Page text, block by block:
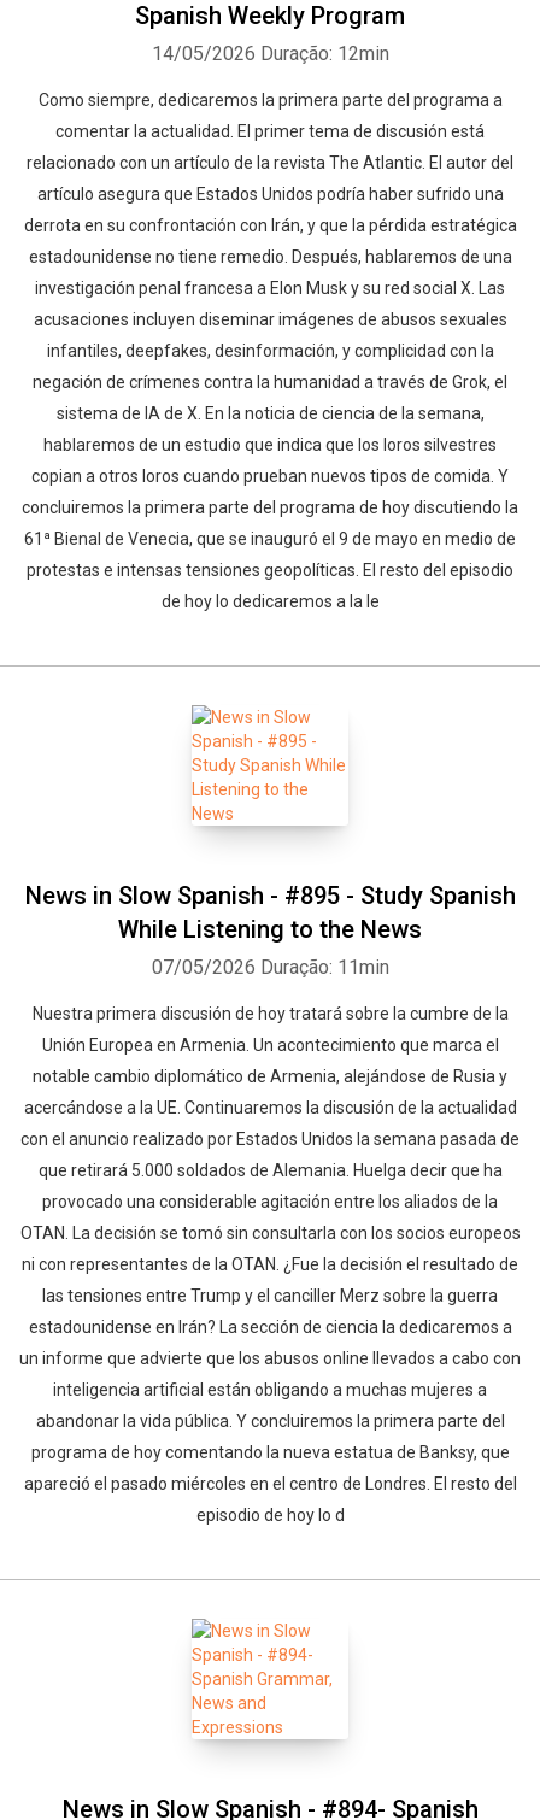
Spanish Weekly Program
14/05/2026 Duração: 12min
Como siempre, dedicaremos la primera parte del programa a
comentar la actualidad. El primer tema de discusión está
relacionado con un artículo de la revista The Atlantic. El autor del
artículo asegura que Estados Unidos podría haber sufrido una
derrota en su confrontación con Irán, y que la pérdida estratégica
estadounidense no tiene remedio. Después, hablaremos de una
investigación penal francesa a Elon Musk y su red social X. Las
acusaciones incluyen diseminar imágenes de abusos sexuales
infantiles, deepfakes, desinformación, y complicidad con la
negación de crímenes contra la humanidad a través de Grok, el
sistema de IA de X. En la noticia de ciencia de la semana,
hablaremos de un estudio que indica que los loros silvestres
copian a otros loros cuando prueban nuevos tipos de comida. Y
concluiremos la primera parte del programa de hoy discutiendo la
61ª Bienal de Venecia, que se inauguró el 9 de mayo en medio de
protestas e intensas tensiones geopolíticas. El resto del episodio
de hoy lo dedicaremos a la le
News in Slow Spanish - #895 - Study Spanish
While Listening to the News
07/05/2026 Duração: 11min
Nuestra primera discusión de hoy tratará sobre la cumbre de la
Unión Europea en Armenia. Un acontecimiento que marca el
notable cambio diplomático de Armenia, alejándose de Rusia y
acercándose a la UE. Continuaremos la discusión de la actualidad
con el anuncio realizado por Estados Unidos la semana pasada de
que retirará 5.000 soldados de Alemania. Huelga decir que ha
provocado una considerable agitación entre los aliados de la
OTAN. La decisión se tomó sin consultarla con los socios europeos
ni con representantes de la OTAN. ¿Fue la decisión el resultado de
las tensiones entre Trump y el canciller Merz sobre la guerra
estadounidense en Irán? La sección de ciencia la dedicaremos a
un informe que advierte que los abusos online llevados a cabo con
inteligencia artificial están obligando a muchas mujeres a
abandonar la vida pública. Y concluiremos la primera parte del
programa de hoy comentando la nueva estatua de Banksy, que
apareció el pasado miércoles en el centro de Londres. El resto del
episodio de hoy lo d
News in Slow Spanish - #894- Spanish